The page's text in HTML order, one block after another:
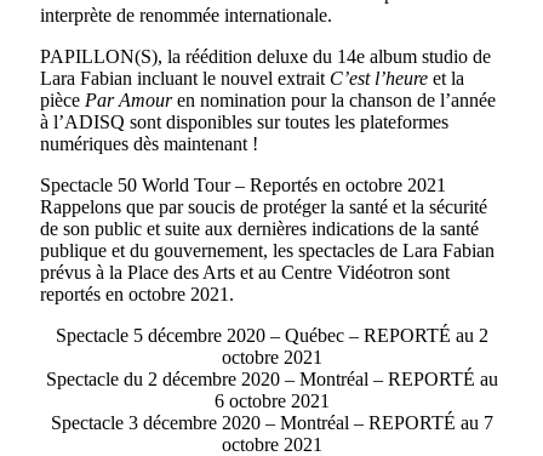
interprète de renommée internationale.
PAPILLON(S), la réédition deluxe du 14e album studio de
Lara Fabian incluant le nouvel extrait C’est l’heure et la
pièce Par Amouren nomination pour la chanson de l’année
à l’ADISQ sont disponibles sur toutes les plateformes
numériques dès maintenant !
Spectacle 50 World Tour – Reportés en octobre 2021
Rappelons que par soucis de protéger la santé et la sécurité
de son public et suite aux dernières indications de la santé
publique et du gouvernement, les spectacles de Lara Fabian
prévus à la Place des Arts et au Centre Vidéotron sont
reportés en octobre 2021.
Spectacle 5 décembre 2020 – Québec – REPORTÉ au 2
octobre 2021
Spectacle du 2 décembre 2020 – Montréal – REPORTÉ au
6 octobre 2021
Spectacle 3 décembre 2020 – Montréal – REPORTÉ au 7
octobre 2021